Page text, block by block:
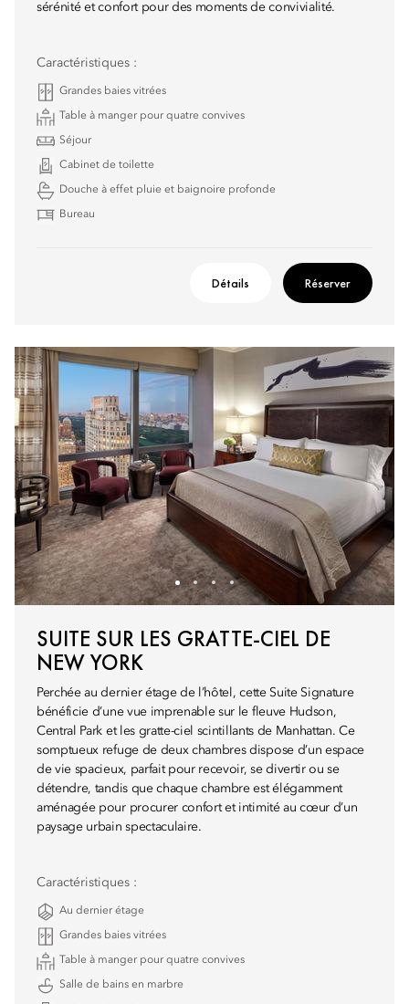
sérénité et confort pour des moments de convivialité.
Caractéristiques :
Grandes baies vitrées
Table à manger pour quatre convives
Séjour
Cabinet de toilette
Douche à effet pluie et baignoire profonde
Bureau
Détails Réserver
SUITE SUR LES GRATTE-CIEL DE
NEW YORK
Perchée au dernier étage de l’hôtel, cette Suite Signature
bénéficie d’une vue imprenable sur le fleuve Hudson,
Central Park et les gratte-ciel scintillants de Manhattan. Ce
somptueux refuge de deux chambres dispose d’un espace
de vie spacieux, parfait pour recevoir, se divertir ou se
détendre, tandis que chaque chambre est élégamment
aménagée pour procurer confort et intimité au cœur d’un
paysage urbain spectaculaire.
Caractéristiques :
Au dernier étage
Grandes baies vitrées
Table à manger pour quatre convives
Salle de bains en marbre